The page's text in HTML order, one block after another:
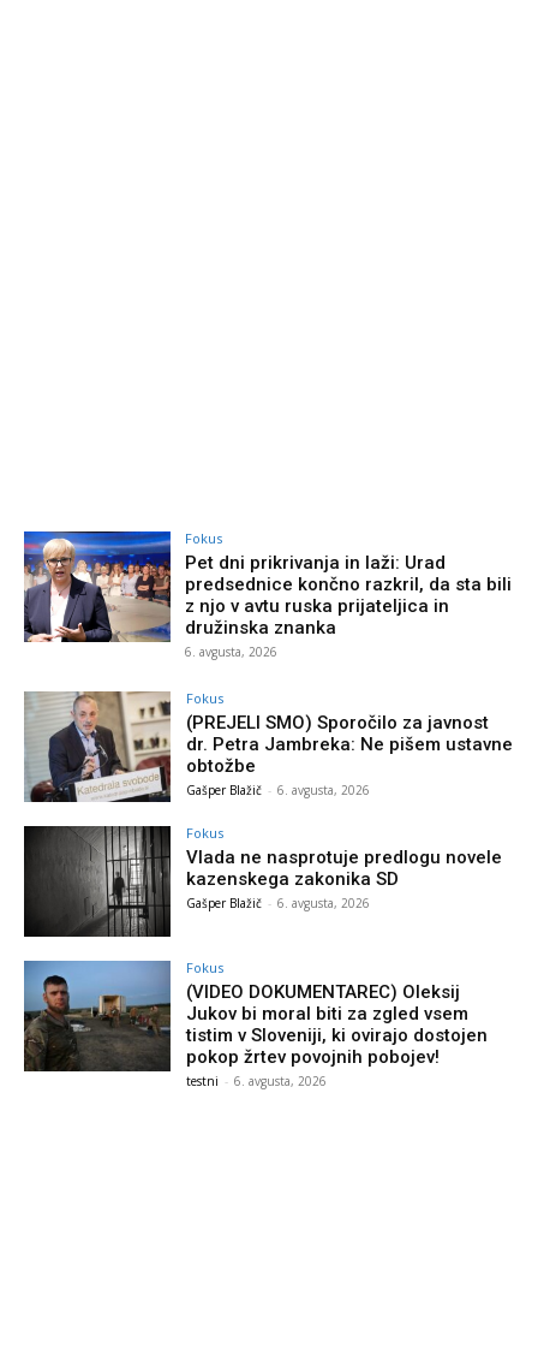
Fokus
Pet dni prikrivanja in laži: Urad
predsednice končno razkril, da sta bili
z njo v avtu ruska prijateljica in
družinska znanka
6. avgusta, 2026
Fokus
(PREJELI SMO) Sporočilo za javnost
dr. Petra Jambreka: Ne pišem ustavne
obtožbe
Gašper Blažič - 6. avgusta, 2026
Fokus
Vlada ne nasprotuje predlogu novele
kazenskega zakonika SD
Gašper Blažič - 6. avgusta, 2026
Fokus
(VIDEO DOKUMENTAREC) Oleksij
Jukov bi moral biti za zgled vsem
tistim v Sloveniji, ki ovirajo dostojen
pokop žrtev povojnih pobojev!
testni - 6. avgusta, 2026